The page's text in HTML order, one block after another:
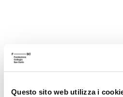
Questo sito web utilizza i